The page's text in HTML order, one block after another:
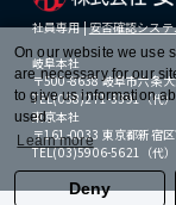
社員専用 |安否確認シス
岐阜本社
〒500-8638 岐阜市六条
TEL(058)271-3391（代）
東京本社
〒161-0033 東京都新宿
TEL(03)5906-5621（代）
On our website we use
are necessary for our
to give us information
used.
Learn more
Deny